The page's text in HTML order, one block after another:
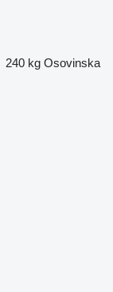
240 kg Osovinska